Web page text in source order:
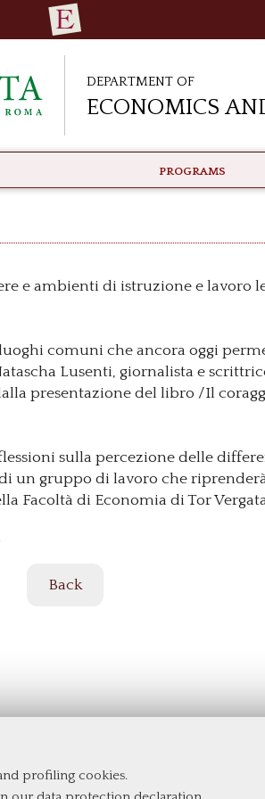
profiling cookies.
Department of
Economics
PROGRAMS
e ambienti di istruzione e lavoro
comuni che ancora oggi
Lusenti, giornalista e
presentazione del libro /Il
sulla percezione delle
un gruppo di lavoro che
Facoltà di Economia di Tor
Back